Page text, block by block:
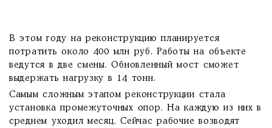
В этом году на реконструкцию планируется
потратить около 400 млн руб. Работы на объекте
ведутся в две смены. Обновленный мост сможет
выдержать нагрузку в 14 тонн.
Самым сложным этапом реконструкции стала
установка промежуточных опор. На каждую из них в
среднем уходил месяц. Сейчас рабочие возводят